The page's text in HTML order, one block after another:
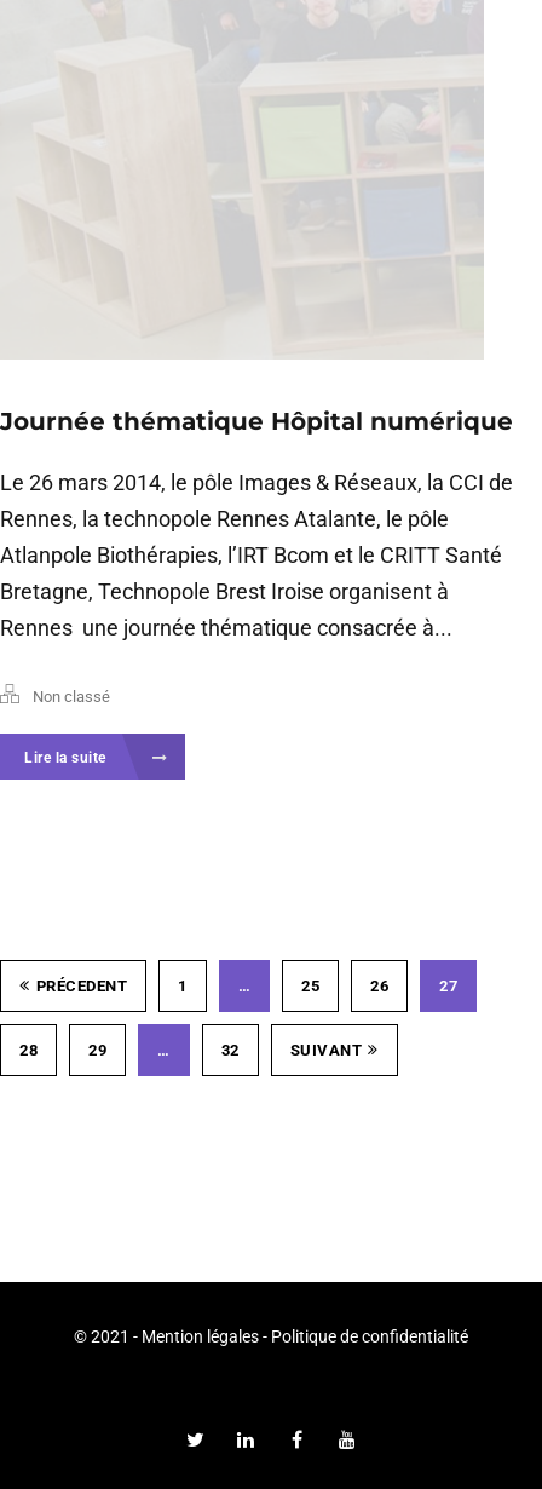
Journée thématique Hôpital numérique
Le 26 mars 2014, le pôle Images & Réseaux, la CCI de
Rennes, la technopole Rennes Atalante, le pôle
Atlanpole Biothérapies, l’IRT Bcom et le CRITT Santé
Bretagne, Technopole Brest Iroise organisent à
Rennes une journée thématique consacrée à...
Non classé
Lire la suite
PRÉCEDENT 1 … 25 26 27
28 29 … 32 SUIVANT
© 2021 - Mention légales- Politique de confidentialité